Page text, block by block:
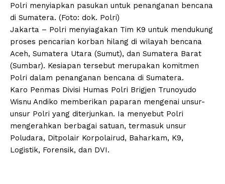
Polri menyiapkan pasukan untuk penanganan bencana
di Sumatera. (Foto: dok. Polri)
Jakarta – Polri menyiagakan Tim K9 untuk mendukung
proses pencarian korban hilang di wilayah bencana
Aceh, Sumatera Utara (Sumut), dan Sumatera Barat
(Sumbar). Kesiapan tersebut merupakan komitmen
Polri dalam penanganan bencana di Sumatera.
Karo Penmas Divisi Humas Polri Brigjen Trunoyudo
Wisnu Andiko memberikan paparan mengenai unsur-
unsur Polri yang diterjunkan. Ia menyebut Polri
mengerahkan berbagai satuan, termasuk unsur
Poludara, Ditpolair Korpolairud, Baharkam, K9,
Logistik, Forensik, dan DVI.